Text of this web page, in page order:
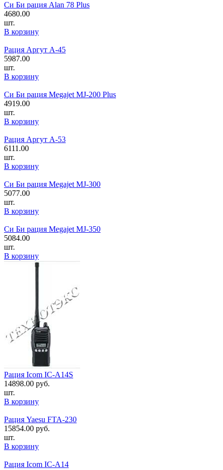
Си Би рация Alan 78 Plus
4680.00
шт.
В корзину
Рация Аргут А-45
5987.00
шт.
В корзину
Си Би рация Megajet MJ-200 Plus
4919.00
шт.
В корзину
Рация Аргут А-53
6111.00
шт.
В корзину
Си Би рация Megajet MJ-300
5077.00
шт.
В корзину
Си Би рация Megajet MJ-350
5084.00
шт.
В корзину
Рация Icom IC-A14S
14898.00 руб.
шт.
В корзину
Рация Yaesu FTA-230
15854.00 руб.
шт.
В корзину
Рация Icom IC-A14